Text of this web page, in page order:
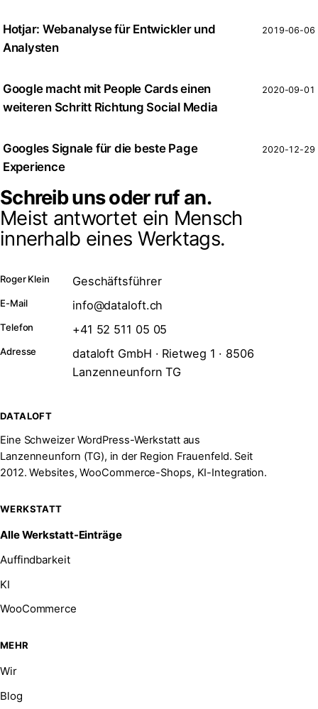
Hotjar: Webanalyse für Entwickler und
Analysten
2019-06-06
Google macht mit People Cards einen
weiteren Schritt Richtung Social Media
2020-09-01
Googles Signale für die beste Page
Experience
2020-12-29
Schreib uns oder ruf an.
Meist antwortet ein Mensch
innerhalb eines Werktags.
Roger Klein Geschäftsführer
E-Mail info@dataloft.ch
Telefon +41 52 511 05 05
Adresse
dataloft GmbH · Rietweg 1 · 8506
Lanzenneunforn TG
DATALOFT
Eine Schweizer WordPress-Werkstatt aus
Lanzenneunforn (TG), in der Region Frauenfeld. Seit
2012. Websites, WooCommerce-Shops, KI-Integration.
WERKSTATT
Alle Werkstatt-Einträge
Auffindbarkeit
KI
WooCommerce
MEHR
Wir
Blog